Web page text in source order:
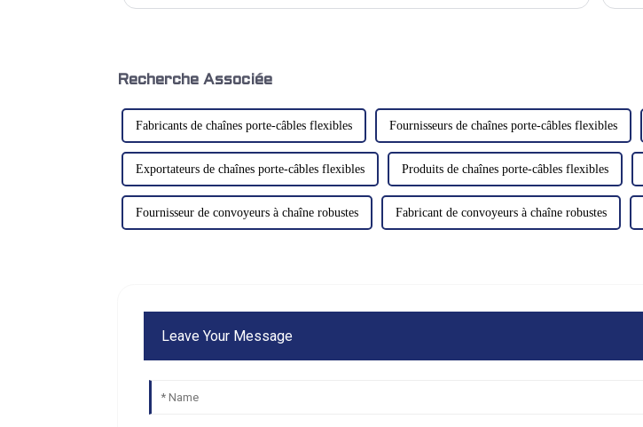
Recherche Associée
Fabricants de chaînes porte-câbles flexibles Fournisseurs de chaînes porte-câbles flexibles
Exportateurs de chaînes porte-câbles flexibles Produits de chaînes porte-câbles flexibles
Fournisseur de convoyeurs à chaîne robustes Fabricant de convoyeurs à chaîne robustes
Leave Your Message